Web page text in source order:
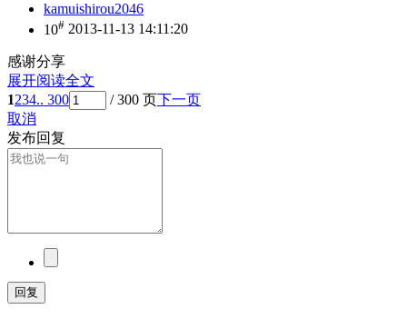
kamuishirou2046
10# 2013-11-13 14:11:20
感谢分享
展开阅读全文
1234.. 300 / 300 页下一页
取消
发布回复
回复